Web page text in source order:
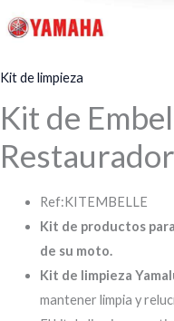
Kit de limpieza
Kit de
Ref:KITEMBELLE
Kit de productos
de su moto.
Kit de limpieza
mantener limpia y